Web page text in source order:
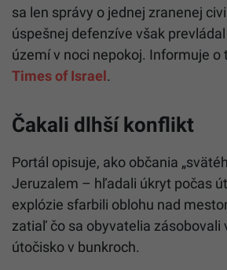
sa len správy o jednej zranenej
úspešnej defenzíve však
území v noci nepokoj. Informuje o
Times of Israel.
Čakali dlhší konflikt
Portál opisuje, ako občania
Jeruzalem – hľadali úkryt počas
explózie sfarbili oblohu nad
zatiaľ čo sa obyvatelia zásobovali
útočisko v bunkroch.